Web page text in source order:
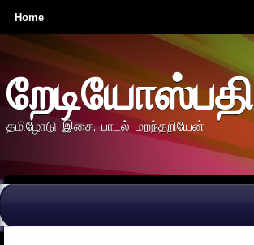
Home
றேடியோஸ்பதி
தமிழோடு இசை, பாடல் மறந்தறியேன்